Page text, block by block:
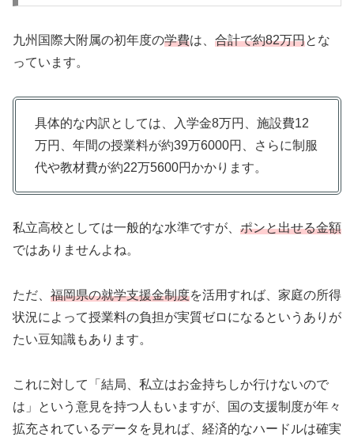
九州国際大附属の初年度の学費は、 合計で約82万円とな
っています。
具体的な内訳としては、入学金8万円、施設費12
万円、年間の授業料が約39万6000円、さらに制服
代や教材費が約22万5600円かかります。
私立高校としては一般的な水準ですが、 ポンと出せる金額
ではありませんよね。
ただ、 福岡県の就学支援金制度を活用すれば、家庭の所得
状況によって授業料の負担が実質ゼロになるというありが
たい豆知識もあります。
これに対して「結局、私立はお金持ちしか行けないので
は」という意見を持つ人もいますが、国の支援制度が年々
拡充されているデータを見れば、経済的なハードルは確実